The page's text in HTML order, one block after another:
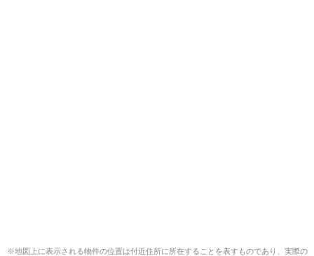
※地図上に表示される物件の位置は付近住所に所在することを表すものであり、実際の